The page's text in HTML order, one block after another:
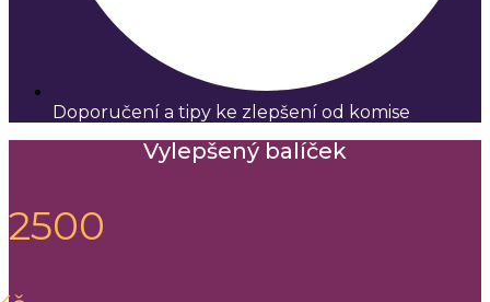
Doporučení a tipy ke zlepšení od komise
Vylepšený balíček
2500